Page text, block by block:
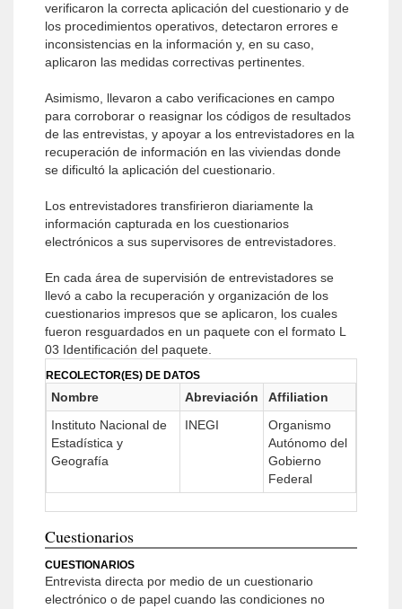
verificaron la correcta aplicación del cuestionario y de
los procedimientos operativos, detectaron errores e
inconsistencias en la información y, en su caso,
aplicaron las medidas correctivas pertinentes.
Asimismo, llevaron a cabo verificaciones en campo
para corroborar o reasignar los códigos de resultados
de las entrevistas, y apoyar a los entrevistadores en la
recuperación de información en las viviendas donde
se dificultó la aplicación del cuestionario.
Los entrevistadores transfirieron diariamente la
información capturada en los cuestionarios
electrónicos a sus supervisores de entrevistadores.
En cada área de supervisión de entrevistadores se
llevó a cabo la recuperación y organización de los
cuestionarios impresos que se aplicaron, los cuales
fueron resguardados en un paquete con el formato L
03 Identificación del paquete.
RECOLECTOR(ES) DE DATOS
Nombre Abreviación
Affiliation
Instituto Nacional de
Estadística y
Geografía
INEGI
Organismo
Autónomo del
Gobierno
Federal
Cuestionarios
CUESTIONARIOS
Entrevista directa por medio de un cuestionario
electrónico o de papel cuando las condiciones no